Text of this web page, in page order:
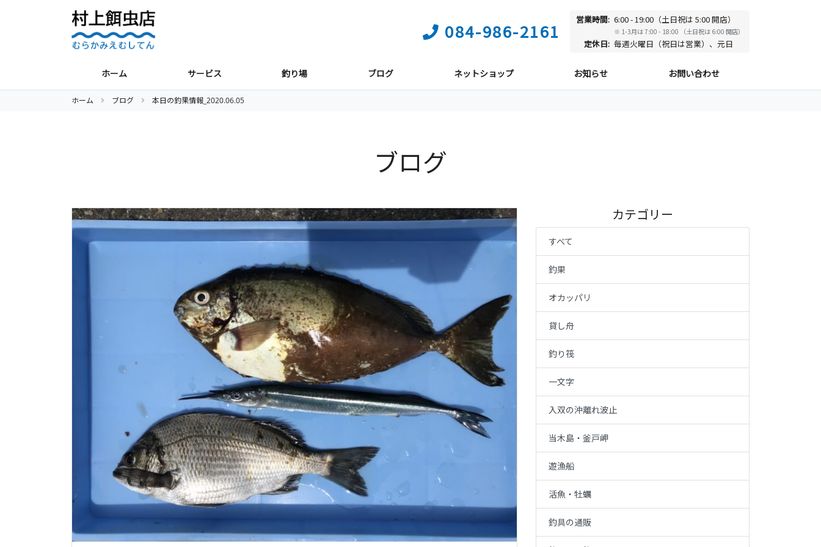
084-986-2161
営業時間: 6:00 - 19:00（土日祝は 5:00 開店）
※ 1-3月は 7:00 - 18:00 （土日祝は 6:00 開店）
定休日: 毎週火曜日（祝日は営業）、元日
ホーム サービス 釣り場 ブログ ネットショップ お知らせ お問い合わせ
ホーム ブログ 本日の釣果情報_2020.06.05
ブログ
カテゴリー
すべて
釣果
オカッパリ
貸し舟
釣り筏
一文字
入双の沖離れ波止
当木島・釜戸岬
遊漁船
活魚・牡蠣
釣具の通販